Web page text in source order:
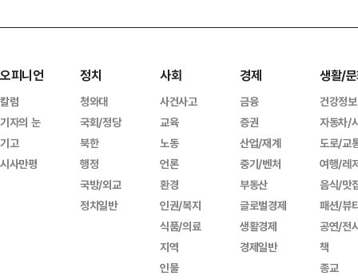
오피니언
칼럼
기자의 눈
기고
시사만평
정치
청와대
국회/정당
북한
행정
국방/외교
정치일반
사회
사건사고
교육
노동
언론
환경
인권/복지
식품/의료
지역
인물
경제
금융
증권
산업/재계
중기/벤처
부동산
글로벌경제
생활경제
경제일반
생활/
건강정보
자동차/
도로/교
여행/레
음식/맛
패션/뷰
공연/전
책
종교